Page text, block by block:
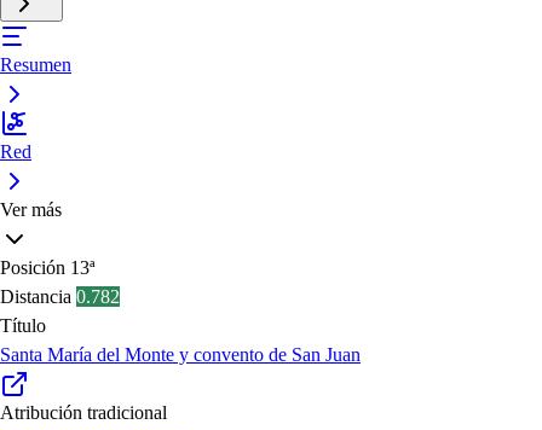
Resumen
Red
Ver más
Posición 13ª
Distancia 0.782
Título
Santa María del Monte y convento de San Juan
Atribución tradicional